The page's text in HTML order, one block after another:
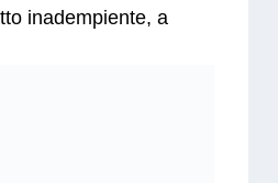
inadempiente, a